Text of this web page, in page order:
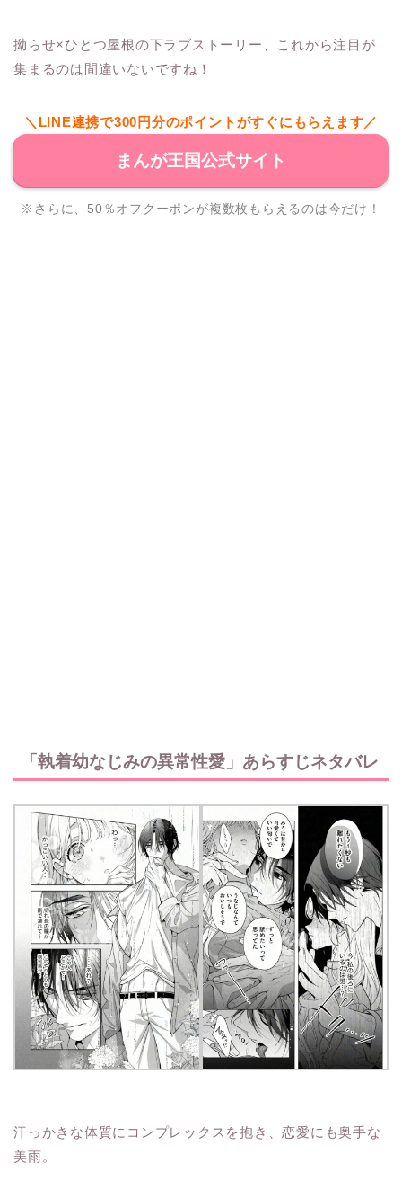
拗らせ×ひとつ屋根の下ラブストーリー、これから注目が
集まるのは間違いないですね！
＼LINE連携で300円分のポイントがすぐにもらえます／
まんが王国公式サイト
※さらに、50％オフクーポンが複数枚もらえるのは今だけ！
「執着幼なじみの異常性愛」あらすじネタバレ
汗っかきな体質にコンプレックスを抱き、恋愛にも奥手な
美雨。